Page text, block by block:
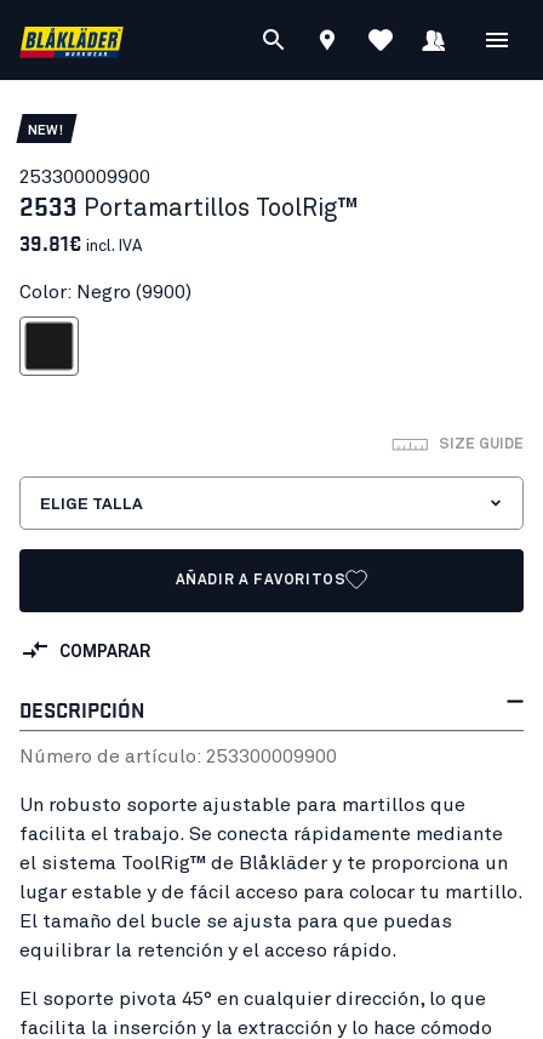
NEW!
253300009900
2533 Portamartillos ToolRig™
39.81€ incl. IVA
Color: Negro (9900)
SIZE GUIDE
ELIGE TALLA
AÑADIR A FAVORITOS
COMPARAR
DESCRIPCIÓN
Número de artículo: 253300009900
Un robusto soporte ajustable para martillos que
facilita el trabajo. Se conecta rápidamente mediante
el sistema ToolRig™ de Blåkläder y te proporciona un
lugar estable y de fácil acceso para colocar tu martillo.
El tamaño del bucle se ajusta para que puedas
equilibrar la retención y el acceso rápido.
El soporte pivota 45° en cualquier dirección, lo que
facilita la inserción y la extracción y lo hace cómodo